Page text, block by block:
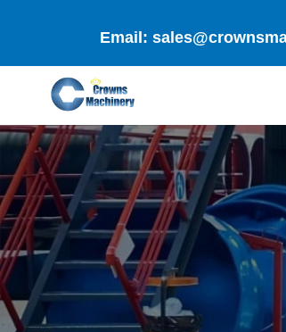
Email: